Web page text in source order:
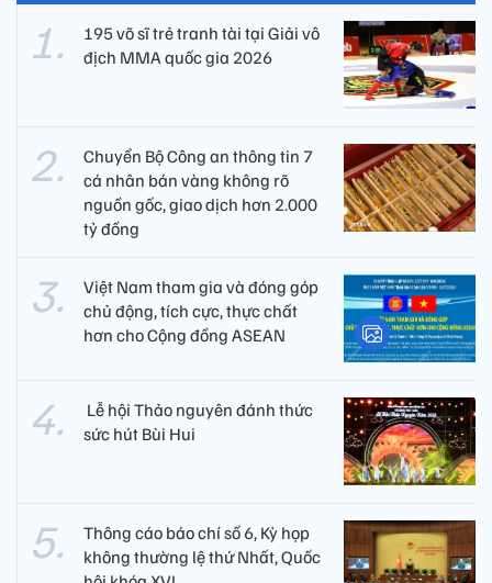
195 võ sĩ trẻ tranh tài tại Giải vô
địch MMA quốc gia 2026
Chuyển Bộ Công an thông tin 7
cá nhân bán vàng không rõ
nguồn gốc, giao dịch hơn 2.000
tỷ đồng
Việt Nam tham gia và đóng góp
chủ động, tích cực, thực chất
hơn cho Cộng đồng ASEAN
​ Lễ hội Thảo nguyên đánh thức
sức hút Bùi Hui
Thông cáo báo chí số 6, Kỳ họp
không thường lệ thứ Nhất, Quốc